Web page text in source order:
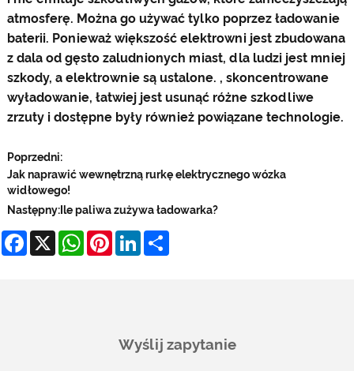
atmosferę. Można go używać tylko poprzez ładowanie
baterii. Ponieważ większość elektrowni jest zbudowana
z dala od gęsto zaludnionych miast, dla ludzi jest mniej
szkody, a elektrownie są ustalone. , skoncentrowane
wyładowanie, łatwiej jest usunąć różne szkodliwe
zrzuty i dostępne były również powiązane technologie.
Poprzedni:
Jak naprawić wewnętrzną rurkę elektrycznego wózka
widłowego!
Następny:Ile paliwa zużywa ładowarka?
Facebook
X WhatsApp
Pinterest
LinkedIn
Wyślij zapytanie